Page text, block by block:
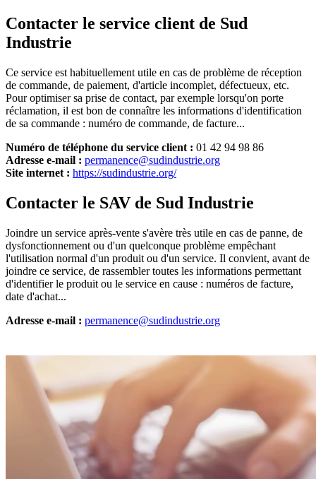
Contacter le service client de Sud
Industrie
Ce service est habituellement utile en cas de problème de réception
de commande, de paiement, d'article incomplet, défectueux, etc.
Pour optimiser sa prise de contact, par exemple lorsqu'on porte
réclamation, il est bon de connaître les informations d'identification
de sa commande : numéro de commande, de facture...
Numéro de téléphone du service client : 01 42 94 98 86
Adresse e-mail : permanence@sudindustrie.org
Site internet : https://sudindustrie.org/
Contacter le SAV de Sud Industrie
Joindre un service après-vente s'avère très utile en cas de panne, de
dysfonctionnement ou d'un quelconque problème empêchant
l'utilisation normal d'un produit ou d'un service. Il convient, avant de
joindre ce service, de rassembler toutes les informations permettant
d'identifier le produit ou le service en cause : numéros de facture,
date d'achat...
Adresse e-mail : permanence@sudindustrie.org